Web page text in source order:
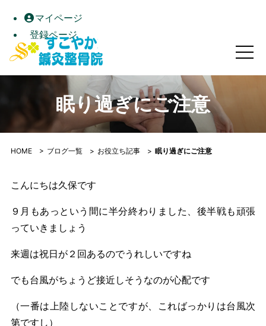
マイページ
登録ページ
眠り過ぎにご注意｜すこやか鍼灸整骨院｜高松市屋島の自
眠り過ぎにご注意
HOME> ブログ一覧> お役立ち記事> 眠り過ぎにご注意
こんにちは久保です
９月もあっという間に半分終わりました、後半戦も頑張
っていきましょう
来週は祝日が２回あるのでうれしいですね
でも台風がちょうど接近しそうなのが心配です
（一番は上陸しないことですが、こればっかりは台風次
第ですし）